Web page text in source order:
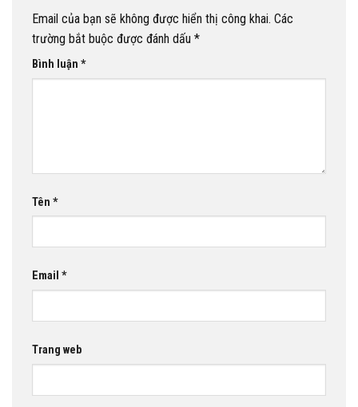
Email của bạn sẽ không được hiển thị công khai. Các
trường bắt buộc được đánh dấu *
Bình luận *
Tên *
Email *
Trang web